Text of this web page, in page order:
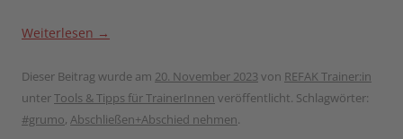
Weiterlesen →
Dieser Beitrag wurde am 20. November 2023von REFAK Trainer:in
unterTools & Tipps für TrainerInnen veröffentlicht. Schlagwörter:
#grumo, Abschließen+Abschied nehmen.